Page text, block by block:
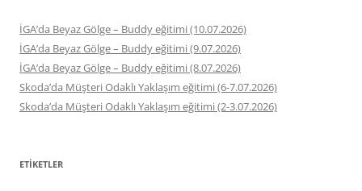
İGA’da Beyaz Gölge – Buddy eğitimi (10.07.2026)
İGA’da Beyaz Gölge – Buddy eğitimi (9.07.2026)
İGA’da Beyaz Gölge – Buddy eğitimi (8.07.2026)
Skoda’da Müşteri Odaklı Yaklaşım eğitimi (6-7.07.2026)
Skoda’da Müşteri Odaklı Yaklaşım eğitimi (2-3.07.2026)
ETIKETLER